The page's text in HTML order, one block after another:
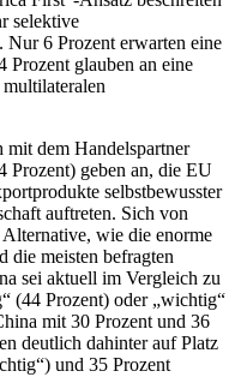
selektive
Nur 6 Prozent erwarten eine
Prozent glauben an eine
mit dem Handelspartner
Prozent) geben an, die EU
selbstbewusster
auftreten. Sich von
wie die enorme
die meisten befragten
sei aktuell im Vergleich zu
(44 Prozent) oder „wichtig“
mit 30 Prozent und 36
deutlich dahinter auf Platz
und 35 Prozent